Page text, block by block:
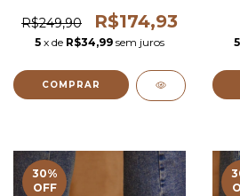
R$249,90 R$174,93
5 x de R$34,99 sem juros
COMPRAR
5
30%
OFF